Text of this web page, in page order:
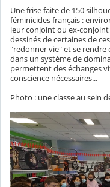
Une frise faite de 150
féminicides français :
leur conjoint ou ex-
dessinés de certaines de
"redonner vie" et se rendre
dans un système de
permettent des échanges
conscience nécessaires...
Photo : une classe au sein